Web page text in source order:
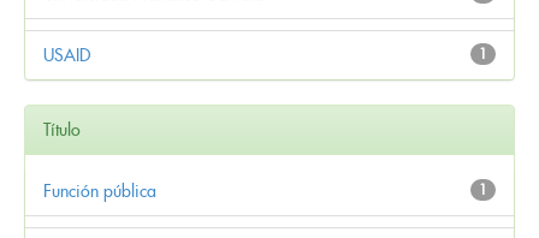
1
USAID
Título
1
Función pública